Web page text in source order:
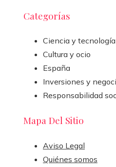
Categorías
Ciencia y tecnología
Cultura y ocio
España
Inversiones y
Responsabilidad
Mapa Del Sitio
Aviso Legal
Quiénes somos